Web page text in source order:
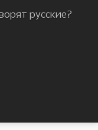
русские?